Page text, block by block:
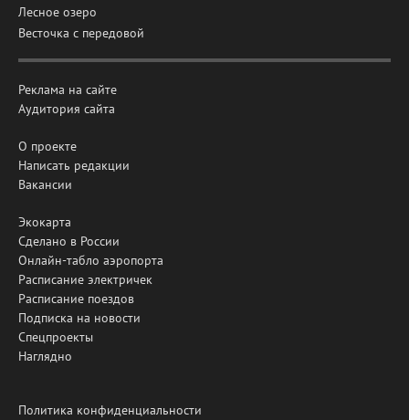
Лесное озеро
Весточка с передовой
Реклама на сайте
Аудитория сайта
О проекте
Написать редакции
Вакансии
Экокарта
Сделано в России
Онлайн-табло аэропорта
Расписание электричек
Расписание поездов
Подписка на новости
Спецпроекты
Наглядно
Политика конфиденциальности